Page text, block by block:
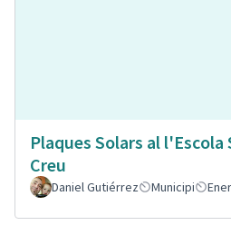
Plaques Solars al l'Escola
Creu
Daniel Gutiérrez Municipi